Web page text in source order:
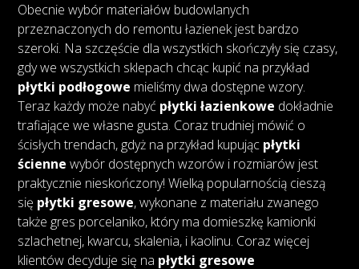
Obecnie wybór materiałów budowlanych
przeznaczonych do remontu łazienek jest bardzo
szeroki. Na szczęście dla wszystkich skończyły się czasy,
gdy we wszystkich sklepach chcąc kupić na przykład
płytki podłogowe mieliśmy dwa dostępne wzory.
Teraz każdy może nabyć płytki łazienkowe dokładnie
trafiające we własne gusta. Coraz trudniej mówić o
ścisłych trendach, gdyż na przykład kupując płytki
ścienne wybór dostępnych wzorów i rozmiarów jest
praktycznie nieskończony! Wielką popularnością cieszą
się płytki gresowe, wykonane z materiału zwanego
także gres porcelaniko, który ma domieszkę kamionki
szlachetnej, kwarcu, skalenia, i kaolinu. Coraz więcej
klientów decyduje się na płytki gresowe